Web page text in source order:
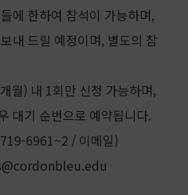
에 한하여 참석이 가능하며,
내 드릴 예정이며, 별도의 참
월) 내 1회만 신청 가능하며,
대기 순번으로 예약됩니다.
6961~2 / 이메일)